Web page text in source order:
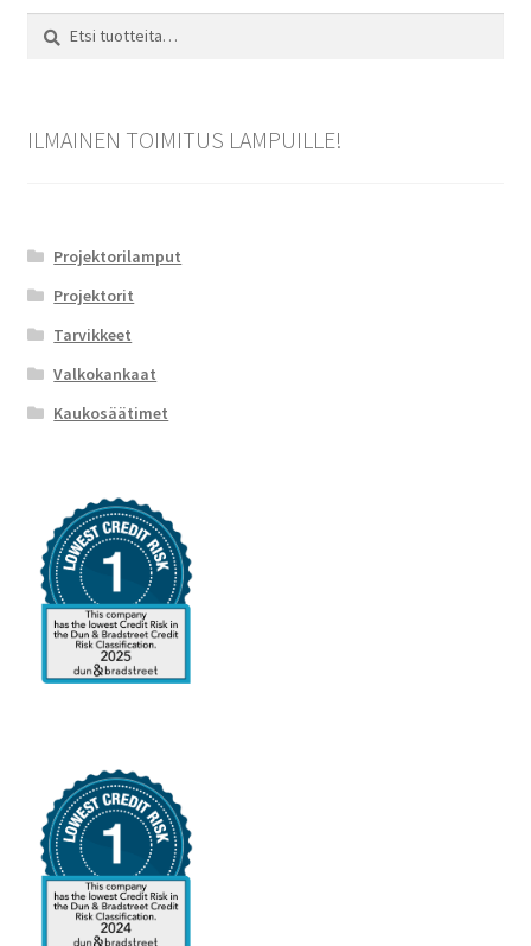
Etsi:
Haku
ILMAINEN TOIMITUS LAMPUILLE!
Projektorilamput
Projektorit
Tarvikkeet
Valkokankaat
Kaukosäätimet